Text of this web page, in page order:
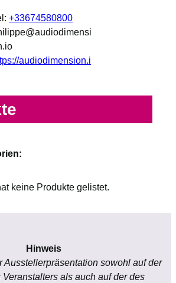
+33674580800
audiodimension.i
keine Produkte gelistet.
Hinweis
Ausstellerpräsentation sowohl auf der
als auch auf der des